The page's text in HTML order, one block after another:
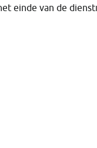
einde van de